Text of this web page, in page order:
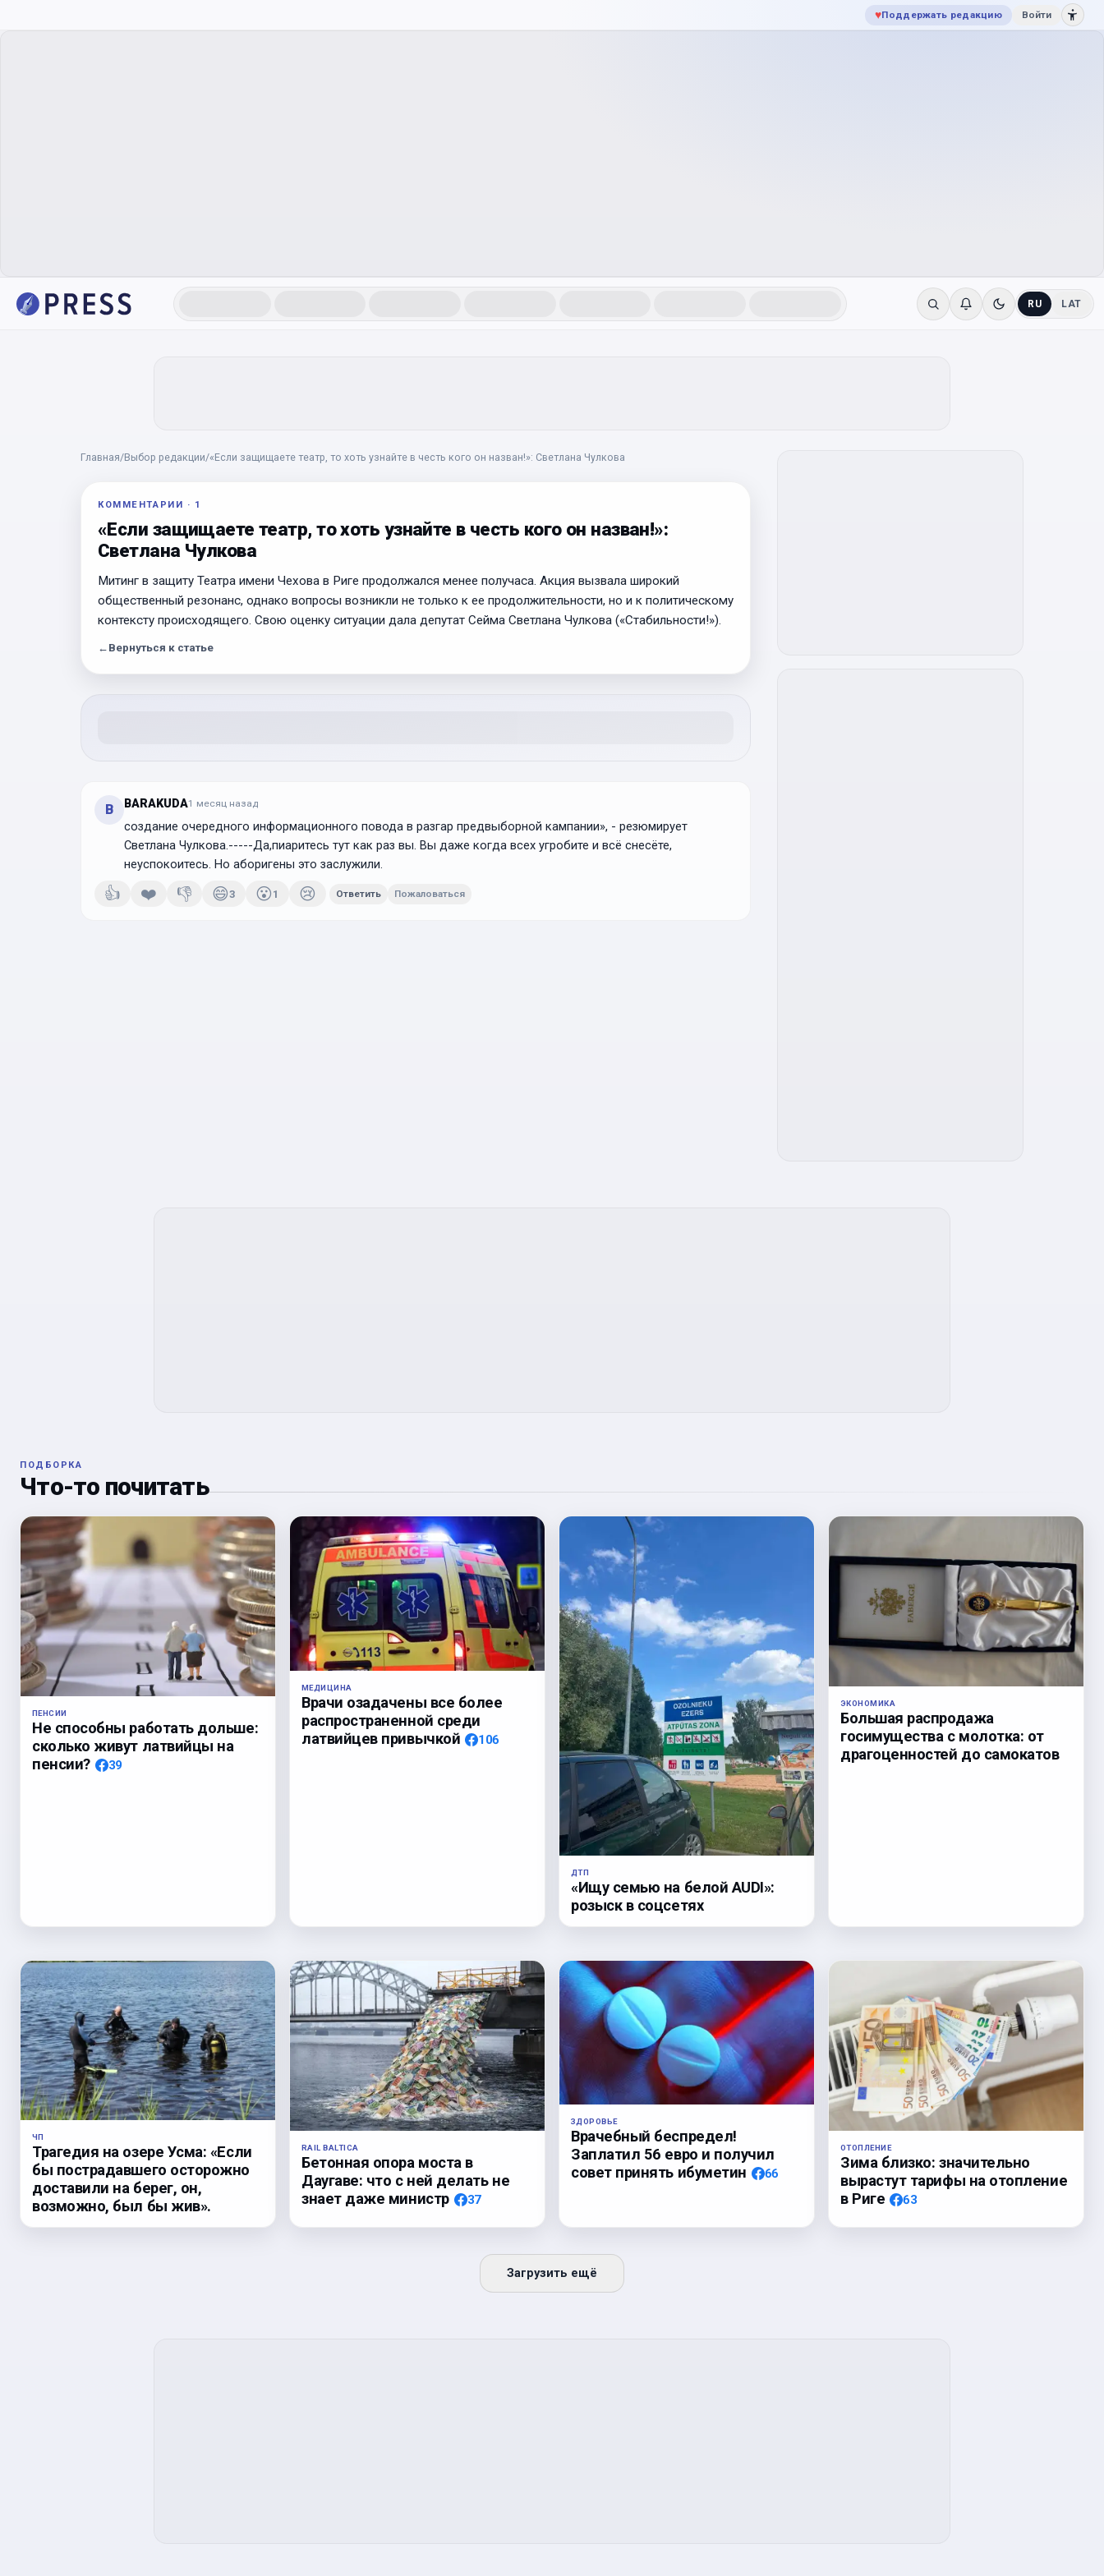
♥Поддержать редакцию Войти
RU LAT
Главная/Выбор редакции/«Если защищаете театр, то хоть узнайте в честь кого он назван!»: Светлана Чулкова
КОММЕНТАРИИ · 1
«Если защищаете театр, то хоть узнайте в честь кого он назван!»:
Светлана Чулкова
Митинг в защиту Театра имени Чехова в Риге продолжался менее получаса. Акция вызвала широкий
общественный резонанс, однако вопросы возникли не только к ее продолжительности, но и к политическому
контексту происходящего. Свою оценку ситуации дала депутат Сейма Светлана Чулкова («Стабильности!»).
← Вернуться к статье
B BARAKUDA1 месяц назад
создание очередного информационного повода в разгар предвыборной кампании», - резюмирует
Светлана Чулкова.-----Да,пиаритесь тут как раз вы. Вы даже когда всех угробите и всё снесёте,
неуспокоитесь. Но аборигены это заслужили.
👍 ❤️ 👎 😄3 😮 1 😢 Ответить Пожаловаться
ПОДБОРКА
Что-то почитать
ПЕНСИИ
Не способны работать дольше:
сколько живут латвийцы на
пенсии?
39
МЕДИЦИНА
Врачи озадачены все более
распространенной среди
латвийцев привычкой
106
ДТП
«Ищу семью на белой AUDI»:
розыск в соцсетях
ЭКОНОМИКА
Большая распродажа
госимущества с молотка: от
драгоценностей до самокатов
ЧП
Трагедия на озере Усма: «Если
бы пострадавшего осторожно
доставили на берег, он,
возможно, был бы жив».
RAIL BALTICA
Бетонная опора моста в
Даугаве: что с ней делать не
знает даже министр
37
ЗДОРОВЬЕ
Врачебный беспредел!
Заплатил 56 евро и получил
совет принять ибуметин
66
ОТОПЛЕНИЕ
Зима близко: значительно
вырастут тарифы на отопление
в Риге
63
Загрузить ещё